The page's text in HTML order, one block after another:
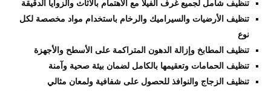
تنظيف شامل لجميع غرف الفيلا مع الاهتمام بالأثاث والزوايا الدقيقة
تنظيف الأرضيات والسيراميك والرخام باستخدام مواد مخصصة لكل
نوع
تنظيف المطابخ وإزالة الدهون المتراكمة على الأسطح والأجهزة
تنظيف الحمامات وتعقيمها بالكامل لضمان بيئة صحية وآمنة
تنظيف الزجاج والنوافذ للحصول على شفافية ولمعان مثالي